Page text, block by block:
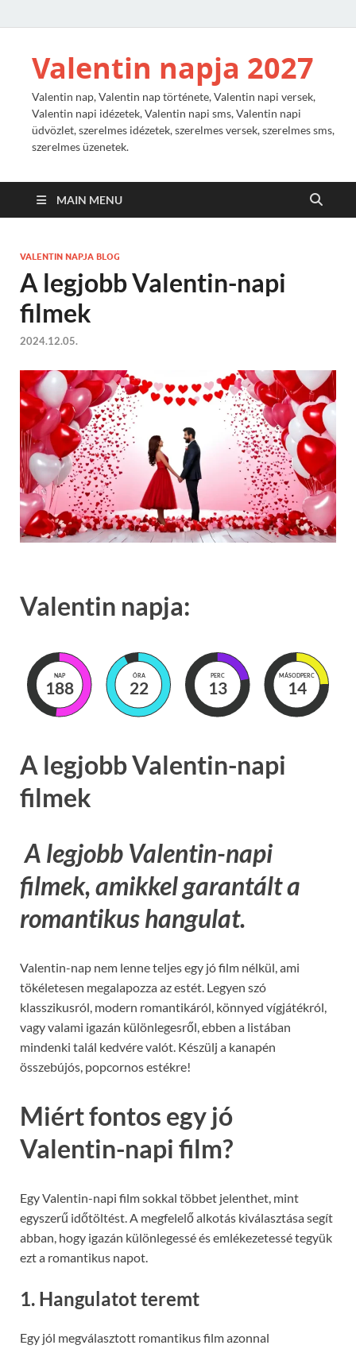
Valentin napja 2027
Valentin nap, Valentin nap története, Valentin napi versek,
Valentin napi idézetek, Valentin napi sms, Valentin napi
üdvözlet, szerelmes idézetek, szerelmes versek, szerelmes sms,
szerelmes üzenetek.
MAIN MENU
VALENTIN NAPJA BLOG
A legjobb Valentin-napi
filmek
2024.12.05.
Valentin napja:
NAP
188
ÓRA
22
PERC
13
MÁSODPERC
13
A legjobb Valentin-napi
filmek
A legjobb Valentin-napi
filmek, amikkel garantált a
romantikus hangulat.
Valentin-nap nem lenne teljes egy jó film nélkül, ami
tökéletesen megalapozza az estét. Legyen szó
klasszikusról, modern romantikáról, könnyed vígjátékról,
vagy valami igazán különlegesről, ebben a listában
mindenki talál kedvére valót. Készülj a kanapén
összebújós, popcornos estékre!
Miért fontos egy jó
Valentin-napi film?
Egy Valentin-napi film sokkal többet jelenthet, mint
egyszerű időtöltést. A megfelelő alkotás kiválasztása segít
abban, hogy igazán különlegessé és emlékezetessé tegyük
ezt a romantikus napot.
1. Hangulatot teremt
Egy jól megválasztott romantikus film azonnal